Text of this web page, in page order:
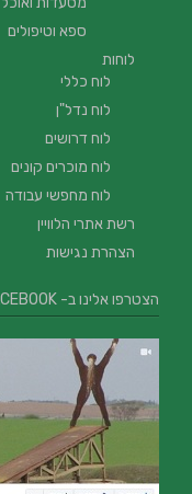
ספא וטיפולים
לוחות
לוח כללי
לוח נדל"ן
לוח דרושים
לוח מוכרים קונים
לוח מחפשי עבודה
רשת אתרי הלוויין
הצהרת נגישות
הצטרפו אלינו ב- FACEBOOK